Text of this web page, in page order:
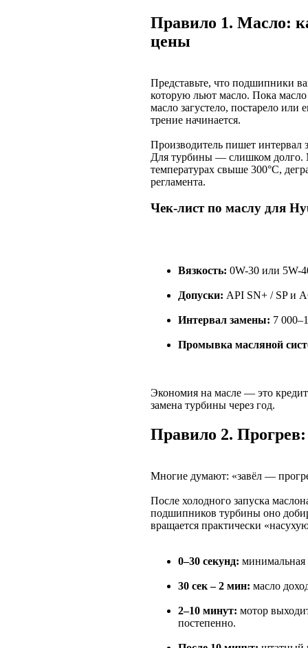
Правило 1. Масло:
цены
Представьте, что подшипники
которую льют масло. Пока масло
масло загустело, постарело или
трение начинается.
Производитель пишет
Для турбины — слишком долго.
температурах свыше 300°C,
регламента.
Чек-лист по маслу для
Вязкость: 0W-30 или 5W-
Допуски: API SN+ / SP и
Интервал замены: 7
Промывка масляной
Экономия на масле — это
замена турбины через год.
Правило 2.
Многие думают: «завёл —
После холодного запуска
подшипников турбины оно
вращается практически
0–30 секунд: минимальная
30 сек – 2 мин: масло
2–10 минут: мотор
постепенно.